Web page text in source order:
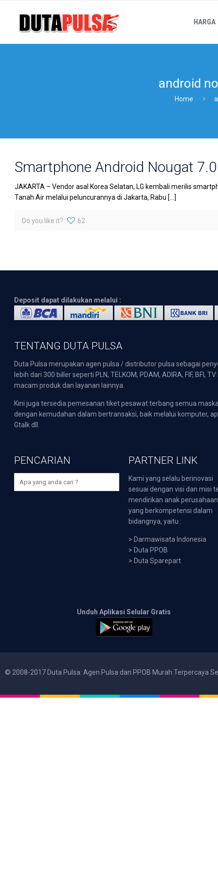
HARGA
android
Home
Smartphone Android Nougat
JAKARTA – Vendor asal Korea Selatan, LG kembali merilis
Tanah Air melalui peluncurannya di Jakarta, Rabu […]
Do you like it? 62
Deposit dapat dilakukan melalui :
TENTANG DUTA PULSA
Duta Pulsa merupakan agen pulsa / distributor pulsa sebagai
lebih dari 300 biller seperti PLN, TELKOM, PDAM, ADIRA, FIF,
macam produk dan layanan lainnya.
Kini juga tersedia pemesanan tiket pesawat terbang semua
dengan kemudahan dalam bertransaksi, baik melalui komputer,
Gtalk dll.
PENCARIAN PARTNER LINK
Kami yang selalu berinovasi
sesuai dengan visi dan misi
mendirikan anak perusahaan
yang berkompetensi dalam
bidangnya, yaitu :
> Darmawisata Indonesia
> Duta PPOB
> Duta Sparepart
Unduh Aplikasi Selular Gratis
© 2008-2017 Duta Pulsa: Agen Pulsa dan PPOB Murah Terpercaya